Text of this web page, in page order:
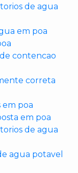
de agua
em poa
contencao
correta
em poa
em poa
de agua
agua potavel